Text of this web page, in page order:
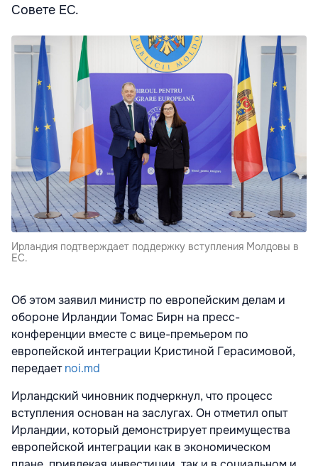
Совете ЕС.
Ирландия подтверждает поддержку вступления Молдовы в
ЕС.
Об этом заявил министр по европейским делам и
обороне Ирландии Томас Бирн на пресс-
конференции вместе с вице-премьером по
европейской интеграции Кристиной Герасимовой,
передаетnoi.md
Ирландский чиновник подчеркнул, что процесс
вступления основан на заслугах. Он отметил опыт
Ирландии, который демонстрирует преимущества
европейской интеграции как в экономическом